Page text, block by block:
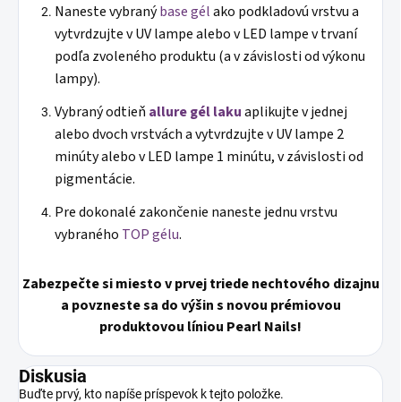
Naneste vybranýbase gélako podkladovú vrstvu a
vytvrdzujte v UV lampe alebo v LED lampe v trvaní
podľa zvoleného produktu (a v závislosti od výkonu
lampy).
Vybraný odtieň allure gél lakuaplikujte v jednej
alebo dvoch vrstvách a vytvrdzujte v UV lampe 2
minúty alebo v LED lampe 1 minútu, v závislosti od
pigmentácie.
Pre dokonalé zakončenie naneste jednu vrstvu
vybraného TOP gélu.
Zabezpečte si miesto v prvej triede nechtového dizajnu
a povzneste sa do výšin s novou prémiovou
produktovou líniou Pearl Nails!
Diskusia
Buďte prvý, kto napíše príspevok k tejto položke.